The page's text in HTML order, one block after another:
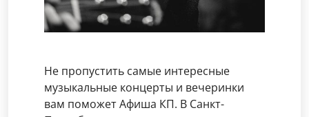
Не пропустить самые интересные
музыкальные концерты и вечеринки
вам поможет Афиша КП. В Санкт-